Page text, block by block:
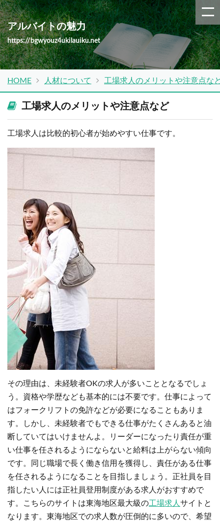
アルバイトの魅力
https://bgwyouz4ukilauiku.net
HOME 人材について 工場求人のメリットや注意点な
工場求人のメリットや注意点など
工場求人は比較的初心者が始めやすい仕事です。
その理由は、未経験者OKの求人が多いこととなるでしょ
う。資格や学歴なども基本的には不要です。仕事によって
はフォークリフトの免許などが必要になることもありま
す。しかし、未経験者でもできる仕事がたくさんあると油
断していてはいけませんよ。リーダーになったり責任が重
い仕事を任されるようにならないと給料は上がらない傾向
です。同じ職場で長く働き信用を獲得し、責任がある仕事
を任されるようになることを目指しましょう。正社員を目
指したい人には正社員登用制度がある求人がおすすめで
す。こちらのサイトは東海地区最大級の 工場求人 サイトと
なります。東海地区での求人数が圧倒的に多いので、希望